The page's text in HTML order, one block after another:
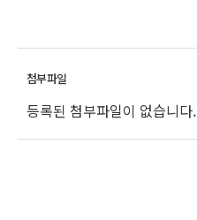
등록된 첨부파일이 없습니다.